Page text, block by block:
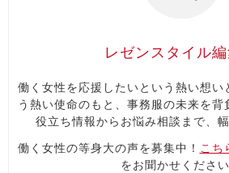
レゼンスタイル
働く女性を応援したいという熱い想い
う熱い使命のもと、事務服の未来を背
役立ち情報からお悩み相談まで、
働く女性の等身大の声を募集中！ こち
をお聞かせください